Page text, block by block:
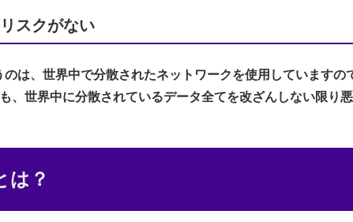
スクがない
は、世界中で分散されたネットワークを使用していますの
、世界中に分散されているデータ全てを改ざんしない限り悪
は？